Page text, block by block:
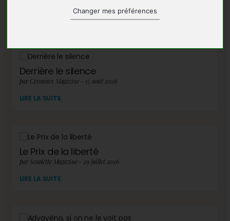
Changer mes préférences
A lire également
Derrière le silence
par Cévennes Magazine - 15 août 2026
LIRE LA SUITE
Le Prix de la liberté
par Scarlette Magazine - 29 juillet 2026
LIRE LA SUITE